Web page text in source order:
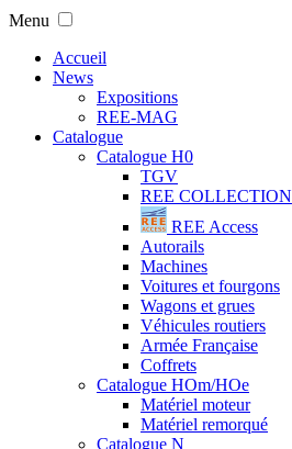
Menu
Accueil
News
Expositions
REE-MAG
Catalogue
Catalogue H0
TGV
REE COLLECTION
REE Access
Autorails
Machines
Voitures et fourgons
Wagons et grues
Véhicules routiers
Armée Française
Coffrets
Catalogue HOm/HOe
Matériel moteur
Matériel remorqué
Catalogue N